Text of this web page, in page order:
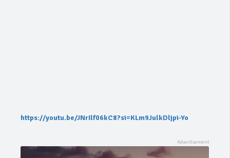
https://youtu.be/JNrIlf06kC8?si=KLm9JulkDljpi-Yo